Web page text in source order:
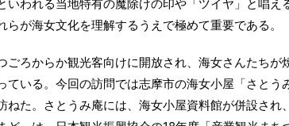
いわれる当地特有の魔除けの印や「ツイヤ」と唱え
らが海女文化を理解するうえで極めて重要である。
ろからか観光客向けに開放され、海女さんたちが
ている。今回の訪問では志摩市の海女小屋「さとう
ねた。さとうみ庵には、海女小屋資料館が併設され